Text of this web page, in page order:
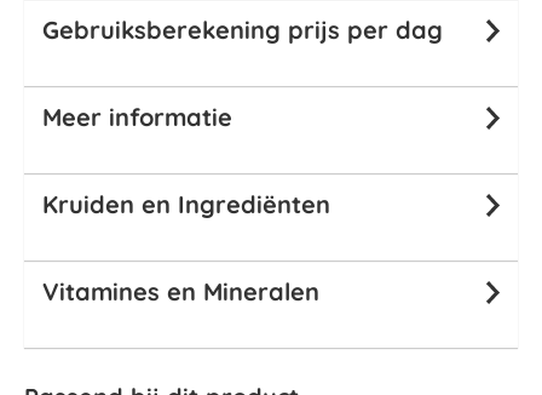
Gebruiksberekening prijs per dag
Meer informatie
Kruiden en Ingrediënten
Vitamines en Mineralen